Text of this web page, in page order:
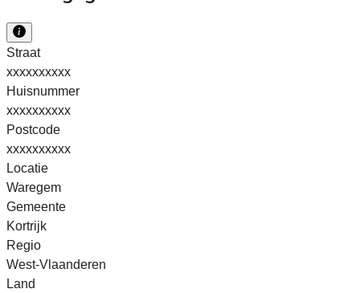
Straat
xxxxxxxxxx
Huisnummer
xxxxxxxxxx
Postcode
xxxxxxxxxx
Locatie
Waregem
Gemeente
Kortrijk
Regio
West-Vlaanderen
Land